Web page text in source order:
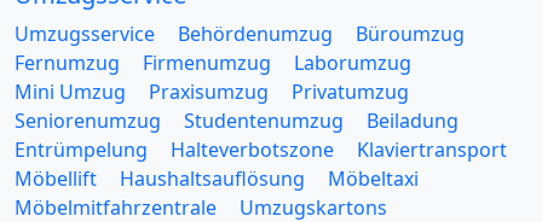
Umzugsservice Behördenumzug
Büroumzug
Fernumzug
Firmenumzug
Laborumzug
Mini Umzug
Praxisumzug
Privatumzug
Seniorenumzug
Studentenumzug
Beiladung
Entrümpelung
Halteverbotszone
Klaviertransport
Möbellift
Haushaltsauflösung
Möbeltaxi
Möbelmitfahrzentrale
Umzugskartons